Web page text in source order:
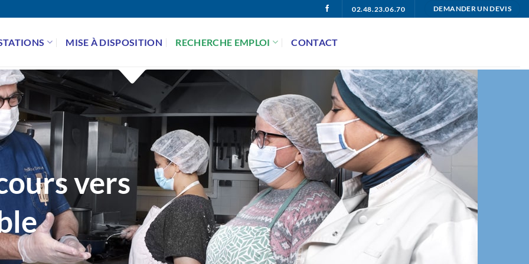
02.48.23.06.70 DEMANDER UN DEVIS
MISE À DISPOSITION RECHERCHE EMPLOI CONTACT
vers